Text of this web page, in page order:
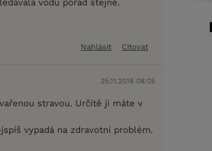
Nahlásit Citovat
25.11.2018 08:05
stravou. Určitě ji máte v
vypadá na zdravotní problém.